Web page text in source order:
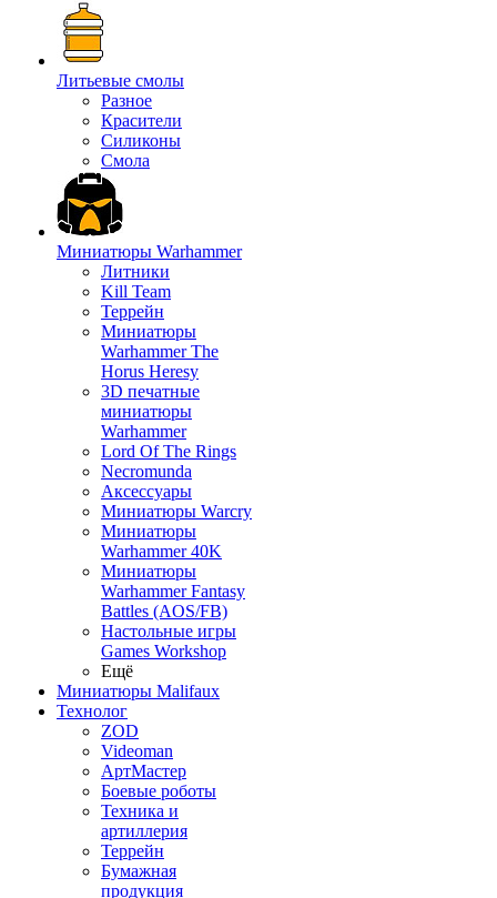
Литьевые смолы
Разное
Красители
Силиконы
Смола
Миниатюры Warhammer
Литники
Kill Team
Террейн
Миниатюры
Warhammer The
Horus Heresy
3D печатные
миниатюры
Warhammer
Lord Of The Rings
Necromunda
Аксессуары
Миниатюры Warcry
Миниатюры
Warhammer 40K
Миниатюры
Warhammer Fantasy
Battles (AOS/FB)
Настольные игры
Games Workshop
Ещё
Миниатюры Malifaux
Технолог
ZOD
Videoman
АртМастер
Боевые роботы
Техника и
артиллерия
Террейн
Бумажная
продукция